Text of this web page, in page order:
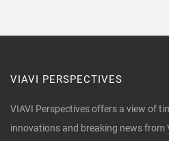
VIAVI PERSPECTIVES
VIAVI Perspectives offers a view of
innovations and breaking news from